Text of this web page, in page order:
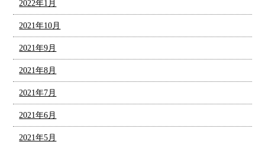
2022年1月
2021年10月
2021年9月
2021年8月
2021年7月
2021年6月
2021年5月